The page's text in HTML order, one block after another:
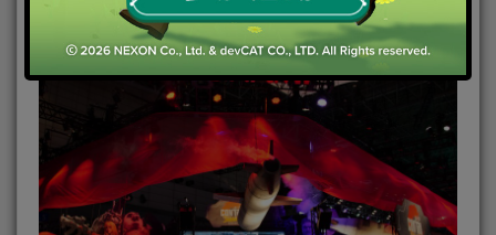
一齊嚟睇睇有咩新作先啦